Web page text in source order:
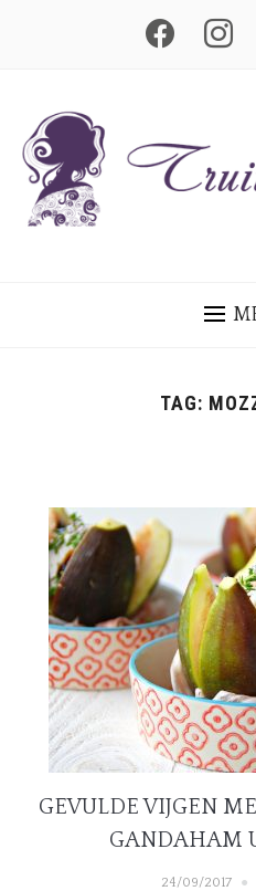
facebook instagram
TAG:
GEVULDE VIJGEN
GANDAHAM
24/09/2017